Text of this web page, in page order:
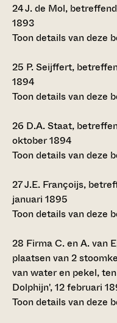
24J. de Mol,
1893
Toon details van deze
25 P. Seijffert,
1894
Toon details van deze
26 D.A. Staat,
oktober 1894
Toon details van deze
27J.E. Françoijs,
januari 1895
Toon details van deze
28 Firma C. en A. van
plaatsen van 2
van water en pekel,
Dolphijn', 12 februari
Toon details van deze